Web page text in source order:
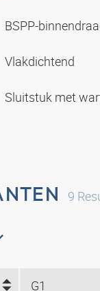
BSPP-
Vlakdichtend
Sluitstuk met
9
G1